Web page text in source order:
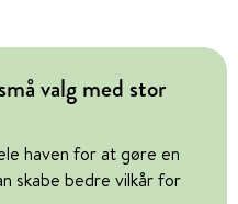
valg med stor
haven for at gøre en
skabe bedre vilkår for